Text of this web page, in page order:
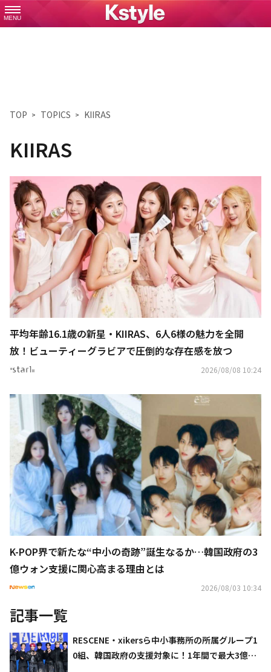
MENU
TOP TOPICS KIIRAS
KIIRAS
平均年齢16.1歳の新星・KIIRAS、6人6様の魅力を全開
放！ビューティーグラビアで圧倒的な存在感を放つ
2026/08/08 10:24
K-POP界で新たな“中小の奇跡”誕生なるか…韓国政府の3
億ウォン支援に関心高まる理由とは
2026/08/03 10:34
記事一覧
RESCENE・xikersら中小事務所の所属グループ1
0組、韓国政府の支援対象に！1年間で最大3億ウ